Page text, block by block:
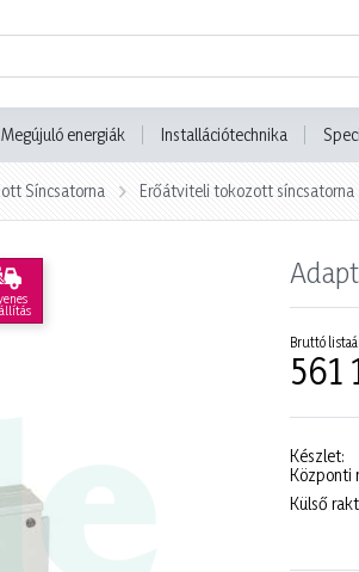
energiák Installációtechnika
Síncsatorna Erőátviteli tokozott síncsatorna
Bruttó
561
Készlet:
Központi
Külső